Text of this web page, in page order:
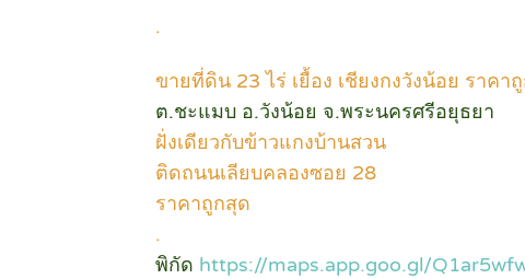
.
ขายที่ดิน 23 ไร่ เยื้อง เชียงกงวังน้อย ราคา
ต.ชะแมบ อ.วังน้อย จ.พระนครศรีอยุธยา
ฝั่งเดียวกับข้าวแกงบ้านสวน
ติดถนนเลียบคลองซอย 28
ราคาถูกสุด
.
พิกัด https://maps.app.goo.gl/